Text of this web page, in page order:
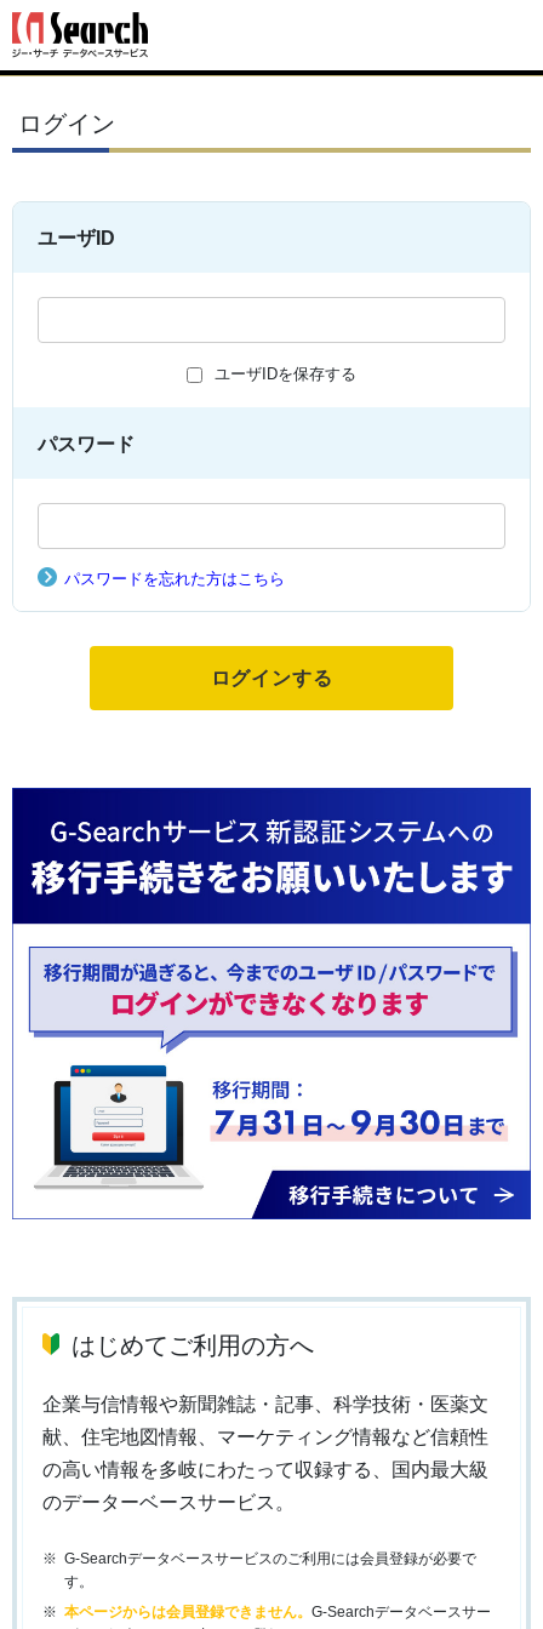
ログイン
ユーザID
ユーザIDを保存する
パスワード
パスワードを忘れた方はこちら
はじめてご利用の方へ
企業与信情報や新聞雑誌・記事、科学技術・医薬文
献、住宅地図情報、マーケティング情報など信頼性
の高い情報を多岐にわたって収録する、国内最大級
のデーターベースサービス。
G-Searchデータベースサービスのご利用には会員登録が必要で
す。
本ページからは会員登録できません。 G-Searchデータベースサー